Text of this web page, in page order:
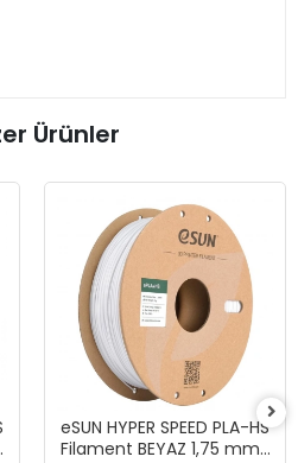
Ürünler
eSUN HYPER SPEED PLA-HS
Filament BEYAZ 1,75 mm 1